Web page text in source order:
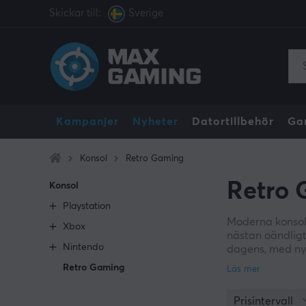
Skickar till: Sverige
Kampanjer Nyheter Datortillbehör
Konsol Retro Gaming
Konsol
Playstation
Xbox
Nintendo
Retro Gaming
Retro
Moderna
nästan
dagens, med
retrospel. De
Prisintervall